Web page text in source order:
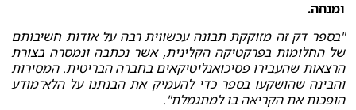
ומנחה.
"בספר דק זה מזוקקת תבונה עכשווית רבה על אודות חשיבותם
של החלומות בפרקטיקה הקלינית, אשר נכתבה ונמסרה בצורת
הרצאות שהעבירו פסיכואנליטיקאים בחברה הבריטית. המסירות
והבּינה שהושקעו בספר כדי להעמיק את הבנתנו על הלא־מודע
הופכות את הקריאה בו למתגמלת".